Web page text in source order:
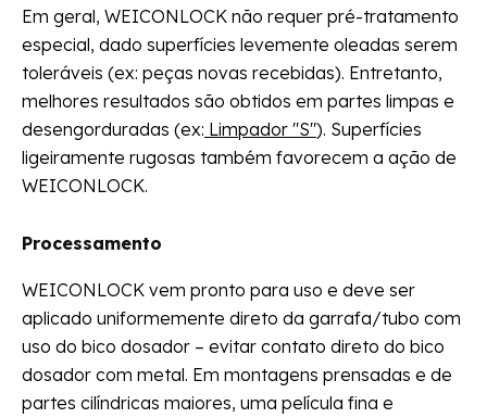
Em geral, WEICONLOCK não requer pré-tratamento
especial, dado superfícies levemente oleadas serem
toleráveis (ex: peças novas recebidas). Entretanto,
melhores resultados são obtidos em partes limpas e
desengorduradas (ex: Limpador "S"). Superfícies
ligeiramente rugosas também favorecem a ação de
WEICONLOCK.
Processamento
WEICONLOCK vem pronto para uso e deve ser
aplicado uniformemente direto da garrafa/tubo com
uso do bico dosador – evitar contato direto do bico
dosador com metal. Em montagens prensadas e de
partes cilíndricas maiores, uma película fina e